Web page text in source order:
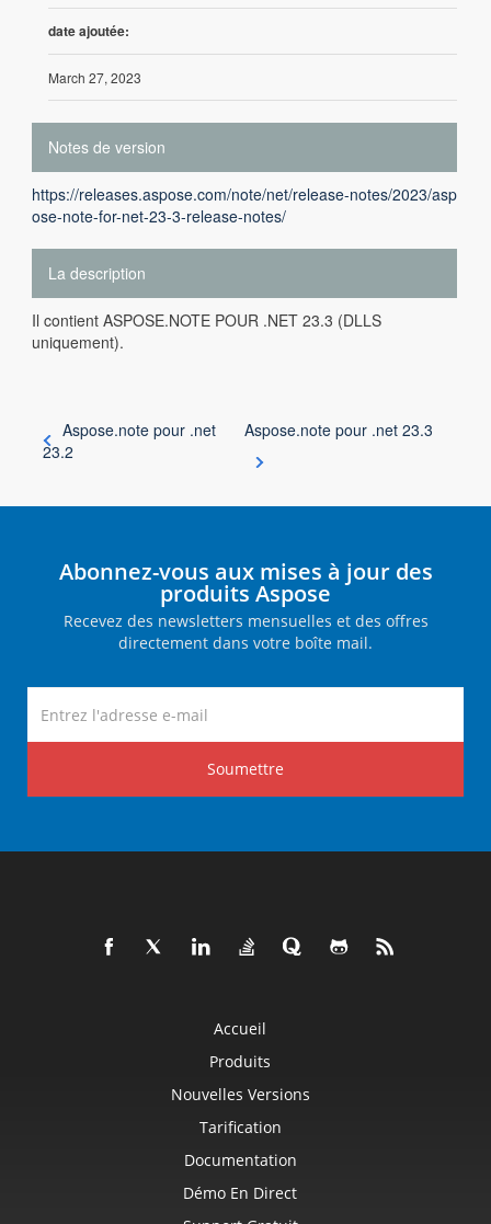
date ajoutée:
March 27, 2023
Notes de version
https://releases.aspose.com/note/net/release-notes/2023/asp
ose-note-for-net-23-3-release-notes/
La description
Il contient ASPOSE.NOTE POUR .NET 23.3 (DLLS
uniquement).
Aspose.note pour .net
23.2
Aspose.note pour .net 23.3
Abonnez-vous aux mises à jour des
produits Aspose
Recevez des newsletters mensuelles et des offres
directement dans votre boîte mail.
Soumettre
Accueil
Produits
Nouvelles Versions
Tarification
Documentation
Démo En Direct